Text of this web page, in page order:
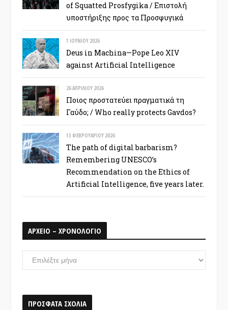
of Squatted Prosfygika / Επιστολή
υποστήριξης προς τα Προσφυγικά
1 ΙΟΥΝΊΟΥ 2026
Deus in Machina—Pope Leo XIV
against Artificial Intelligence
26 ΑΠΡΙΛΊΟΥ 2026
Ποιος προστατεύει πραγματικά τη
Γαύδο; / Who really protects Gavdos?
13 ΦΕΒΡΟΥΑΡΊΟΥ 2026
The path of digital barbarism?
Remembering UNESCO’s
Recommendation on the Ethics of
Artificial Intelligence, five years later.
ΑΡΧΕΙΟ – ΧΡΟΝΟΛΟΓΙΟ
ΑΡΧΕΙΟ
–
ΠΡΟΣΦΑΤΑ ΣΧΟΛΙΑ